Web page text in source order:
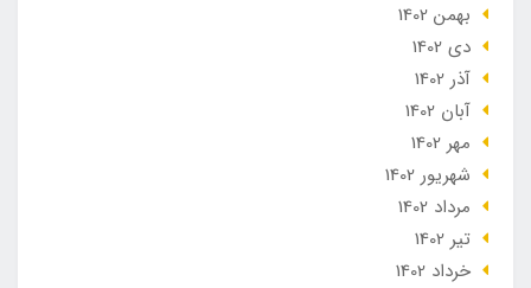
بهمن 1402
دی 1402
آذر 1402
آبان 1402
مهر 1402
شهریور 1402
مرداد 1402
تير 1402
خرداد 1402